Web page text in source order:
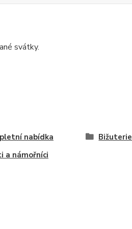
svátky.
nabídka
Bižuterie
a námořníci